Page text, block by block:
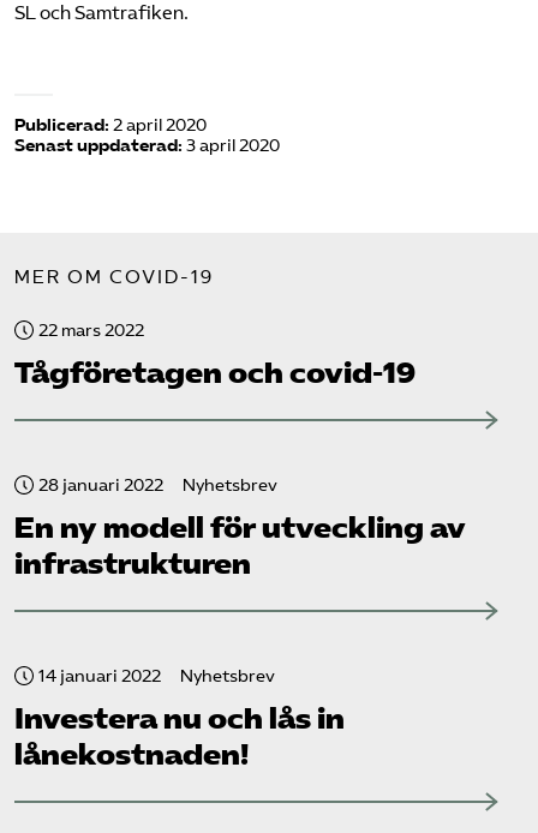
SL och Samtrafiken.
Publicerad: 2 april 2020
Senast uppdaterad: 3 april 2020
MER OM COVID-19
22 mars 2022
Tåg­företagen och covid-19
28 januari 2022 Nyhetsbrev
En ny modell för utveckling av
infrastrukturen
14 januari 2022 Nyhetsbrev
Investera nu och lås in
lånekostnaden!